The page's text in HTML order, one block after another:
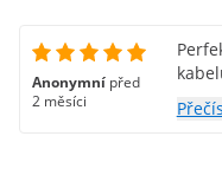
Anonymní před
2 měsíci